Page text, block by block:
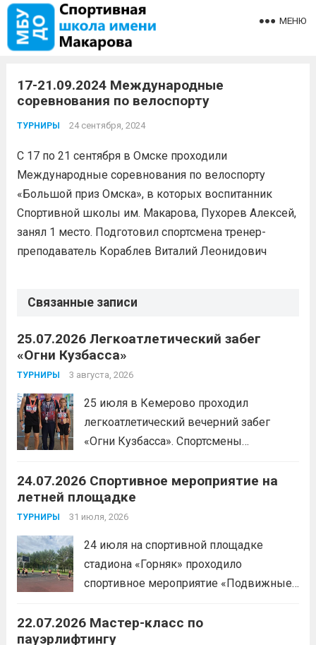
МЕНЮ
17-21.09.2024 Международные
соревнования по велоспорту
ТУРНИРЫ 24 сентября, 2024
С 17 по 21 сентября в Омске проходили
Международные соревнования по велоспорту
«Большой приз Омска», в которых воспитанник
Спортивной школы им. Макарова, Пухорев Алексей,
занял 1 место. Подготовил спортсмена тренер-
преподаватель Кораблев Виталий Леонидович
Связанные записи
25.07.2026 Легкоатлетический забег
«Огни Кузбасса»
ТУРНИРЫ 3 августа, 2026
25 июля в Кемерово проходил
легкоатлетический вечерний забег
«Огни Кузбасса». Спортсмены
приняли участие в забеге и заняли
следующие призовые места:1 место —
Шабалин Максим, Щербунова Милана,
Всеволод3 место — Табакова
Александра
24.07.2026 Спортивное мероприятие на
летней площадке
ТУРНИРЫ 31 июля, 2026
24 июля на спортивной площадке
стадиона «Горняк» проходило
спортивное мероприятие «Подвижные
«хоккей».Читать дальше
22.07.2026 Мастер-класс по
пауэрлифтингу